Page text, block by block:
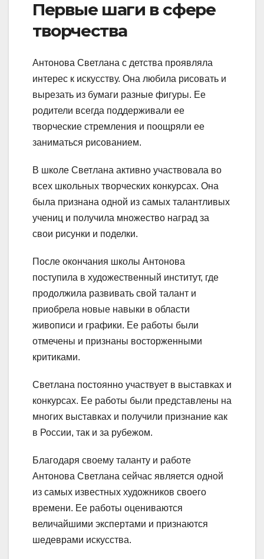
Первые шаги в сфере
творчества
Антонова Светлана с детства проявляла
интерес к искусству. Она любила рисовать и
вырезать из бумаги разные фигуры. Ее
родители всегда поддерживали ее
творческие стремления и поощряли ее
заниматься рисованием.
В школе Светлана активно участвовала во
всех школьных творческих конкурсах. Она
была признана одной из самых талантливых
учениц и получила множество наград за
свои рисунки и поделки.
После окончания школы Антонова
поступила в художественный институт, где
продолжила развивать свой талант и
приобрела новые навыки в области
живописи и графики. Ее работы были
отмечены и признаны восторженными
критиками.
Светлана постоянно участвует в выставках и
конкурсах. Ее работы были представлены на
многих выставках и получили признание как
в России, так и за рубежом.
Благодаря своему таланту и работе
Антонова Светлана сейчас является одной
из самых известных художников своего
времени. Ее работы оцениваются
величайшими экспертами и признаются
шедеврами искусства.